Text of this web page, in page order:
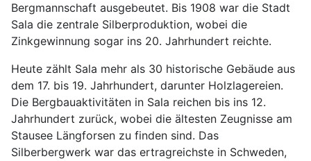
Bergmannschaft ausgebeutet. Bis 1908 war die Stadt
Sala die zentrale Silberproduktion, wobei die
Zinkgewinnung sogar ins 20. Jahrhundert reichte.
Heute zählt Sala mehr als 30 historische Gebäude aus
dem 17. bis 19. Jahrhundert, darunter Holzlagereien.
Die Bergbauaktivitäten in Sala reichen bis ins 12.
Jahrhundert zurück, wobei die ältesten Zeugnisse am
Stausee Längforsen zu finden sind. Das
Silberbergwerk war das ertragreichste in Schweden,